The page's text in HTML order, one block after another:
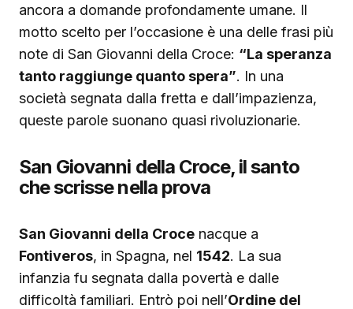
ancora a domande profondamente umane. Il
motto scelto per l’occasione è una delle frasi più
note di San Giovanni della Croce: “La speranza
tanto raggiunge quanto spera”. In una
società segnata dalla fretta e dall’impazienza,
queste parole suonano quasi rivoluzionarie.
San Giovanni della Croce, il santo
che scrisse nella prova
San Giovanni della Croce nacque a
Fontiveros, in Spagna, nel 1542. La sua
infanzia fu segnata dalla povertà e dalle
difficoltà familiari. Entrò poi nell’Ordine del